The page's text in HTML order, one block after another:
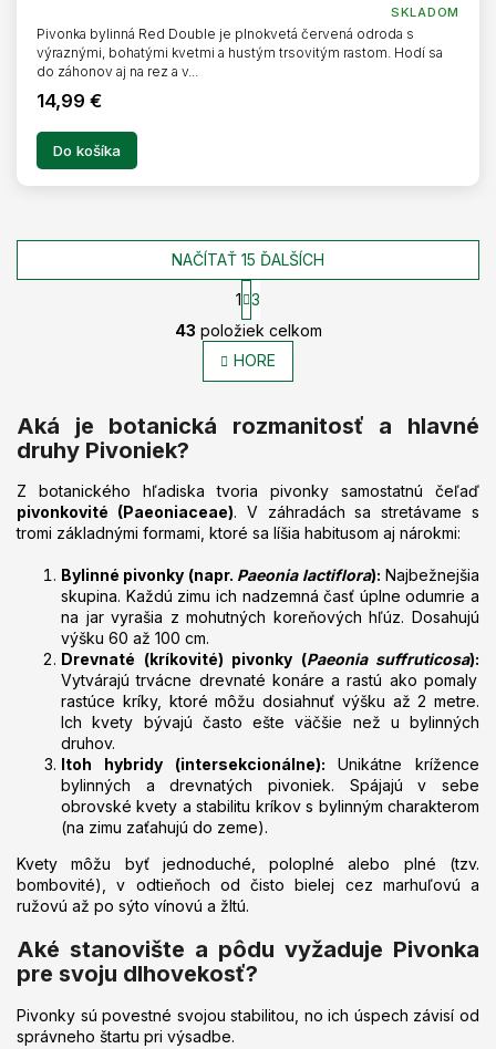
SKLADOM
14,99 €
Do košíka
Pivonka bylinná Red Double je plnokvetá červená odroda s
výraznými, bohatými kvetmi a hustým trsovitým rastom. Hodí sa
do záhonov aj na rez a v...
O
v
l
á
a
e
p
r
k
y
v
p
i
s
u
NAČÍTAŤ 15 ĎALŠÍCH
S
t
r
o
n
i
e
1 3
43 položiek celkom
HORE
Aká je botanická rozmanitosť a hlavné
druhy Pivoniek?
Z botanického hľadiska tvoria pivonky samostatnú čeľaď
pivonkovité (Paeoniaceae). V záhradách sa stretávame s
tromi základnými formami, ktoré sa líšia habitusom aj nárokmi:
Bylinné pivonky (napr. Paeonia lactiflora): Najbežnejšia
skupina. Každú zimu ich nadzemná časť úplne odumrie a
na jar vyrašia z mohutných koreňových hľúz. Dosahujú
výšku 60 až 100 cm.
Drevnaté (kríkovité) pivonky (Paeonia suffruticosa):
Vytvárajú trvácne drevnaté konáre a rastú ako pomaly
rastúce kríky, ktoré môžu dosiahnuť výšku až 2 metre.
Ich kvety bývajú často ešte väčšie než u bylinných
druhov.
Itoh hybridy (intersekcionálne): Unikátne krížence
bylinných a drevnatých pivoniek. Spájajú v sebe
obrovské kvety a stabilitu kríkov s bylinným charakterom
(na zimu zaťahujú do zeme).
Kvety môžu byť jednoduché, poloplné alebo plné (tzv.
bombovité), v odtieňoch od čisto bielej cez marhuľovú a
ružovú až po sýto vínovú a žltú.
Aké stanovište a pôdu vyžaduje Pivonka
pre svoju dlhovekosť?
Pivonky sú povestné svojou stabilitou, no ich úspech závisí od
správneho štartu pri výsadbe.